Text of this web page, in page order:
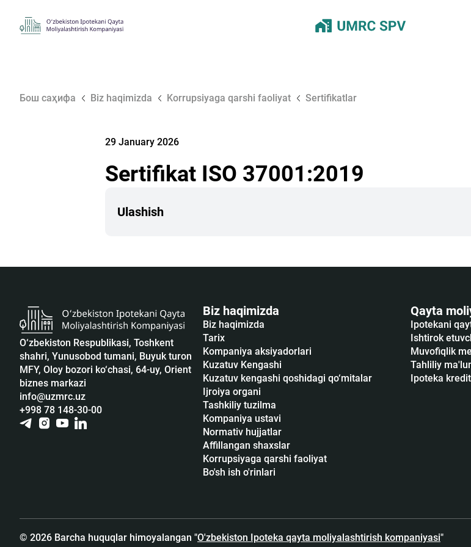
Бош саҳифа Biz haqimizda Korrupsiyaga qarshi faoliyat Sertifikatlar
29 January 2026
Sertifikat ISO 37001:2019
Ulashish
O‘zbekiston Respublikasi, Toshkent
shahri, Yunusobod tumani, Buyuk turon
MFY, Oloy bozori ko‘chasi, 64-uy, Orient
biznes markazi
info@uzmrc.uz
+998 78 148-30-00
Biz haqimizda
Biz haqimizda
Tarix
Kompaniya aksiyadorlari
Kuzatuv Kengashi
Kuzatuv kengashi qoshidagi qo‘mitalar
Ijroiya organi
Tashkiliy tuzilma
Kompaniya ustavi
Normativ hujjatlar
Affillangan shaxslar
Korrupsiyaga qarshi faoliyat
Bo'sh ish o'rinlari
Qayta
Ipotekani
Ishtirok
Muvofiqlik
Tahliliy
Ipoteka
© 2026 Barcha huquqlar himoyalangan "O'zbekiston Ipoteka qayta moliyalashtirish kompaniyasi"